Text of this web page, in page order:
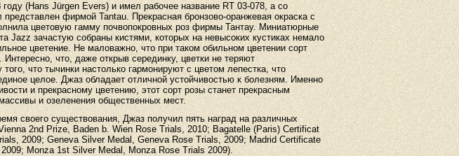
(Hans Jürgen Evers) и имел рабочее название RT 03-078, а со
представлен фирмой Tantau. Прекрасная бронзово-оранжевая окраска с
цветовую гамму почвопокровных роз фирмы Тантау. Миниатюрные
Jazz зачастую собраны кистями, которых на невысоких кустиках немало
цветение. Не маловажно, что при таком обильном цветении сорт
что, даже открыв серединку, цветки не теряют
что тычинки настолько гармонируют с цветом лепестка, что
целое. Джаз обладает отличной устойчивостью к болезням. Именно
и прекрасному цветению, этот сорт розы станет прекрасным
и озеленения общественных мест.
своего существования,Джаз получил пять наград на различных
2nd Prize, Baden b. Wien Rose Trials, 2010; Bagatelle (Paris) Certificat
2009; Geneva Silver Medal, Geneva Rose Trials, 2009; Madrid Certificate
Monza 1st Silver Medal, Monza Rose Trials 2009).